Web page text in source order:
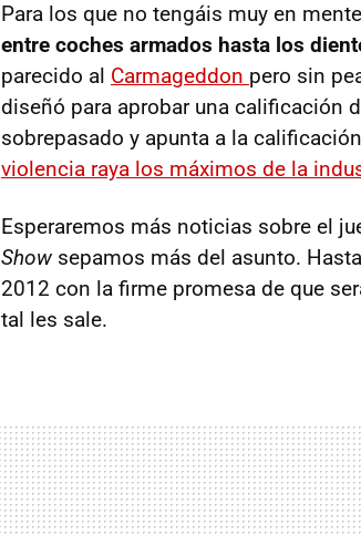
Para los que no tengáis muy en
entre coches armados hasta los
parecido al Carmageddon pero sin
diseñó para aprobar una calificación
sobrepasado y apunta a la calificación
violencia raya los máximos de la
Esperaremos más noticias sobre el
Show sepamos más del asunto.
2012 con la firme promesa de que
tal les sale.